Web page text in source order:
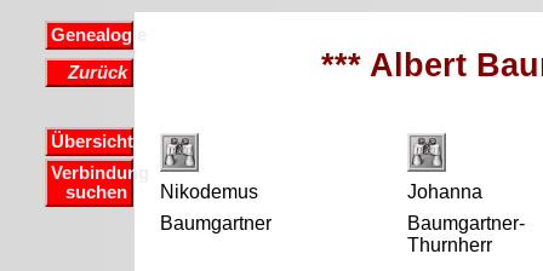
Genealogie
Zurück
Übersicht
Verbindung
suchen
*** Albert
Nikodemus
Baumgartner
Johanna
Baumgartner-
Thurnherr